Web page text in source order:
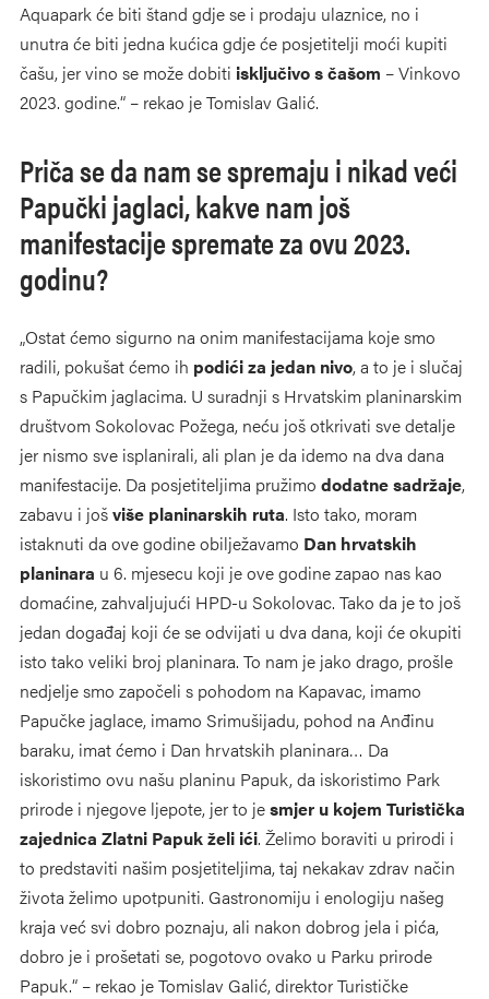
Aquapark će biti štand gdje se i prodaju ulaznice, no i
unutra će biti jedna kućica gdje će posjetitelji moći kupiti
čašu, jer vino se može dobiti isključivo s čašom – Vinkovo
2023. godine.“ – rekao je Tomislav Galić.
Priča se da nam se spremaju i nikad veći
Papučki jaglaci, kakve nam još
manifestacije spremate za ovu 2023.
godinu?
„Ostat ćemo sigurno na onim manifestacijama koje smo
radili, pokušat ćemo ih podići za jedan nivo, a to je i slučaj
s Papučkim jaglacima. U suradnji s Hrvatskim planinarskim
društvom Sokolovac Požega, neću još otkrivati sve detalje
jer nismo sve isplanirali, ali plan je da idemo na dva dana
manifestacije. Da posjetiteljima pružimo dodatne sadržaje,
zabavu i jošviše planinarskih ruta. Isto tako, moram
istaknuti da ove godine obilježavamo Dan hrvatskih
planinara u 6. mjesecu koji je ove godine zapao nas kao
domaćine, zahvaljujući HPD-u Sokolovac. Tako da je to još
jedan događaj koji će se odvijati u dva dana, koji će okupiti
isto tako veliki broj planinara. To nam je jako drago, prošle
nedjelje smo započeli s pohodom na Kapavac, imamo
Papučke jaglace, imamo Srimušijadu, pohod na Anđinu
baraku, imat ćemo i Dan hrvatskih planinara… Da
iskoristimo ovu našu planinu Papuk, da iskoristimo Park
prirode i njegove ljepote, jer to jesmjer u kojem Turistička
zajednica Zlatni Papuk želi ići. Želimo boraviti u prirodi i
to predstaviti našim posjetiteljima, taj nekakav zdrav način
života želimo upotpuniti. Gastronomiju i enologiju našeg
kraja već svi dobro poznaju, ali nakon dobrog jela i pića,
dobro je i prošetati se, pogotovo ovako u Parku prirode
Papuk.“ – rekao je Tomislav Galić, direktor Turističke